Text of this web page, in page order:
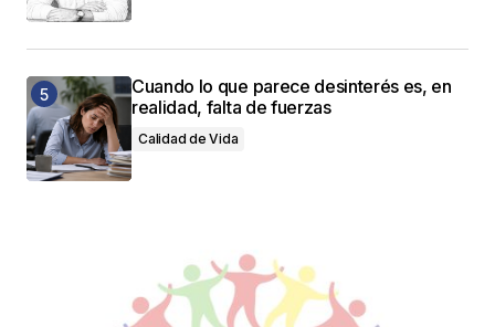
Cuando lo que parece desinterés es, en
realidad, falta de fuerzas
Calidad de Vida